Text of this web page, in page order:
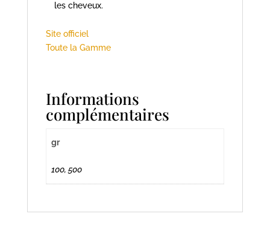
les cheveux.
Site officiel
Toute la Gamme
Informations
complémentaires
gr
100, 500